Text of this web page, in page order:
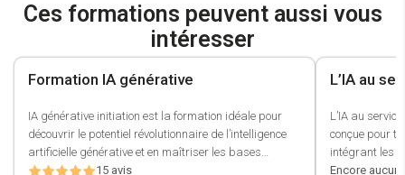
Ces formations peuvent aussi vous
intéresser
Formation IA générative
IA générative initiation est la formation idéale pour
découvrir le potentiel révolutionnaire de l’intelligence
artificielle générative et en maîtriser les bases
essentielles. À l’heure où les modèles comme ChatGPT
15 avis
L’IA au
L’IA au
conçue pour
intégrant les
performants
Encore